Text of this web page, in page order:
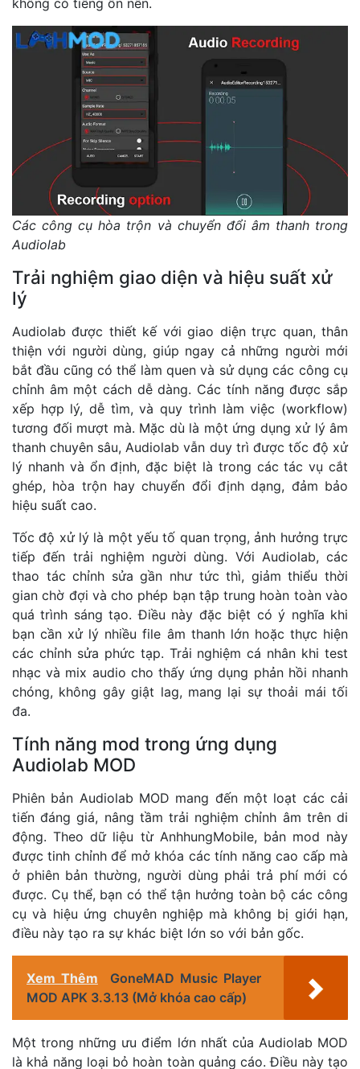
không có tiếng ồn nền.
Các công cụ hòa trộn và chuyển đổi âm thanh trong
Audiolab
Trải nghiệm giao diện và hiệu suất xử
lý
Audiolab được thiết kế với giao diện trực quan, thân
thiện với người dùng, giúp ngay cả những người mới
bắt đầu cũng có thể làm quen và sử dụng các công cụ
chỉnh âm một cách dễ dàng. Các tính năng được sắp
xếp hợp lý, dễ tìm, và quy trình làm việc (workflow)
tương đối mượt mà. Mặc dù là một ứng dụng xử lý âm
thanh chuyên sâu, Audiolab vẫn duy trì được tốc độ xử
lý nhanh và ổn định, đặc biệt là trong các tác vụ cắt
ghép, hòa trộn hay chuyển đổi định dạng, đảm bảo
hiệu suất cao.
Tốc độ xử lý là một yếu tố quan trọng, ảnh hưởng trực
tiếp đến trải nghiệm người dùng. Với Audiolab, các
thao tác chỉnh sửa gần như tức thì, giảm thiểu thời
gian chờ đợi và cho phép bạn tập trung hoàn toàn vào
quá trình sáng tạo. Điều này đặc biệt có ý nghĩa khi
bạn cần xử lý nhiều file âm thanh lớn hoặc thực hiện
các chỉnh sửa phức tạp. Trải nghiệm cá nhân khi test
nhạc và mix audio cho thấy ứng dụng phản hồi nhanh
chóng, không gây giật lag, mang lại sự thoải mái tối
đa.
Tính năng mod trong ứng dụng
Audiolab MOD
Phiên bản Audiolab MOD mang đến một loạt các cải
tiến đáng giá, nâng tầm trải nghiệm chỉnh âm trên di
động. Theo dữ liệu từ AnhhungMobile, bản mod này
được tinh chỉnh để mở khóa các tính năng cao cấp mà
ở phiên bản thường, người dùng phải trả phí mới có
được. Cụ thể, bạn có thể tận hưởng toàn bộ các công
cụ và hiệu ứng chuyên nghiệp mà không bị giới hạn,
điều này tạo ra sự khác biệt lớn so với bản gốc.
Xem Thêm
GoneMAD Music Player
MOD APK 3.3.13 (Mở khóa cao cấp)
Một trong những ưu điểm lớn nhất của Audiolab MOD
là khả năng loại bỏ hoàn toàn quảng cáo. Điều này tạo